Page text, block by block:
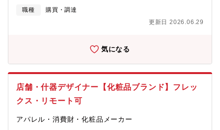
策を通じて、同社ならではの売上をつくっていただきます。▼具
体業務内容・コラボレーション、別注、POPUP等の企画立案・企
ルを含むプロジェクト全体の推進・社内関係部署（マーケティン
ドやカルチャーを、企画という形で再編集できる・商品企画、販
く、“仕掛ける側”として売上をつくれる・ファッションとカルチャ
環境＞平均年齢は26歳と非常に若いチーム構成されています。国
カニ、凍魚）・市場調査を通じて新商品の開発を推進し、競争力
のある商品戦略を策定・自社ブランド商品の開発において、企画
から販売、改善までを担当・マーケティングチームと連携し、商
メンバーが中心構成：マネージャー、マーチャンダイザー、バイ
拠点間で転勤となる可能性があります。【特徴】・取扱品は約
食あらゆる業態に対応できる業務用食材を仕入れています。・約
70年にわたり外食ビジネスをサポートしてきた実績とノウハウを
を開発しています。
職種
購買・調達
更新日 2026.06.29
気になる
店舗・什器デザイナー【化粧品ブランド】フレッ
クス・リモート可
アパレル・消費財・化粧品メーカー